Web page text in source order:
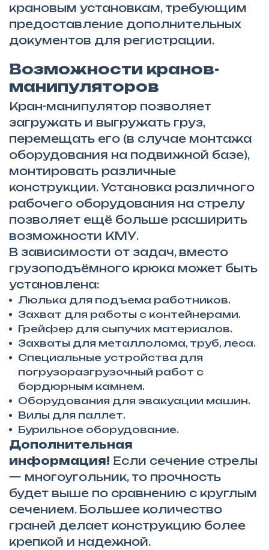
крановым установкам, требующим
предоставление дополнительных
документов для регистрации.
Возможности кранов-
манипуляторов
Кран-манипулятор позволяет
загружать и выгружать груз,
перемещать его (в случае монтажа
оборудования на подвижной базе),
монтировать различные
конструкции. Установка различного
рабочего оборудования на стрелу
позволяет ещё больше расширить
возможности КМУ.
В зависимости от задач, вместо
грузоподъёмного крюка может быть
установлена:
Люлька для подъема работников.
Захват для работы с контейнерами.
Грейфер для сыпучих материалов.
Захваты для металлолома, труб, леса.
Специальные устройства для
погрузоразгрузочный работ с
бордюрным камнем.
Оборудования для эвакуации машин.
Вилы для паллет.
Бурильное оборудование.
Дополнительная
информация! Если сечение стрелы
— многоугольник, то прочность
будет выше по сравнению с круглым
сечением. Большее количество
граней делает конструкцию более
крепкой и надежной.